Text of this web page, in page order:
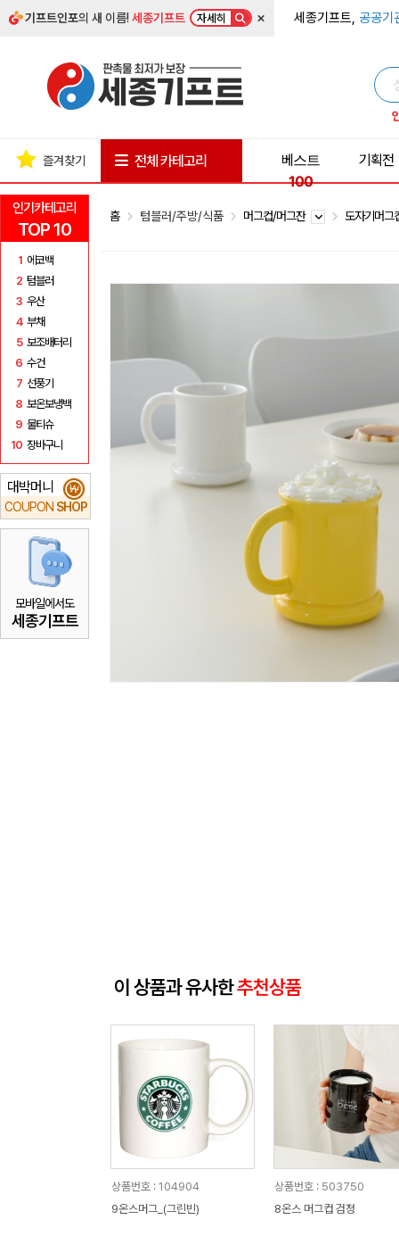
기프트인포의 새 이름!세종기프트 자세히 × 세종기프트, 공공기
인기카테고리
TOP 10
1 에코백
2 텀블러
3 우산
4 부채
5 보조배터리
6 수건
7 선풍기
8 보온보냉백
9 물티슈
10 장바구니
대박머니
COUPON SHOP
₩
모바일에서도
세종기프트
즐겨찾기 전체 카테고리
베스트
100
기획전
홈 텀블러/주방/식품 머그컵/머그잔 도자기머
이 상품과 유사한추천상품
상품번호 : 104904
9온스머그_(그린빈)
상품번호 : 503750
8온스 머그컵 검정